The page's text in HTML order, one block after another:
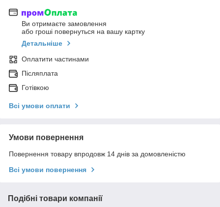
Ви отримаєте замовлення
або гроші повернуться на вашу картку
Детальніше
Оплатити частинами
Післяплата
Готівкою
Всі умови оплати
Умови повернення
Повернення товару впродовж 14 днів за домовленістю
Всі умови повернення
Подібні товари компанії